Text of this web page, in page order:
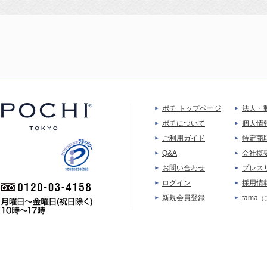
ポチ トップページ
ポチについて
ご利用ガイド
Q&A
お問い合わせ
ログイン
新規会員登録
法人・
個人情
特定商
会社概
プレス
採用情
tama